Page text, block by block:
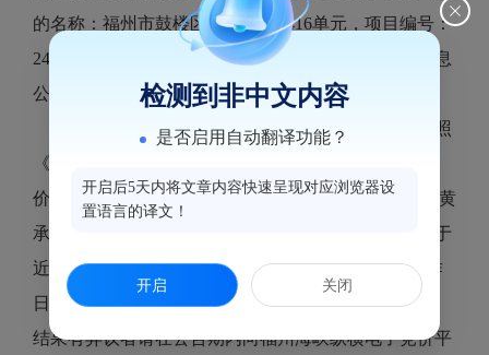
的名称：福州市鼓楼区鼓东1号1#416单元，项目编号：
240625863）招租公告。至2024年5月11日，该挂牌信息
公告期已满。
2024年5月13日，福州海峡纵横电子竞价平台按照
《国有资产公开招租办理规程（试行）》组织电子竞
价。最终该标的以租金2733（元/月）成交，承租人为黄
承华，竞价活动已经结束，该项目相关的交割手续将于
近期办理。现将本次竞价结果进行公告，公告5个工作
日（公告期：2024年5月13日-2024年5月17日），对本
结果有异议者请在公告期内向福州海峡纵横电子竞价平
检测到非中文内容
是否启用自动翻译功能？
开启后5天内将文章内容快速呈现对应浏览器设
置语言的译文！
开启 关闭